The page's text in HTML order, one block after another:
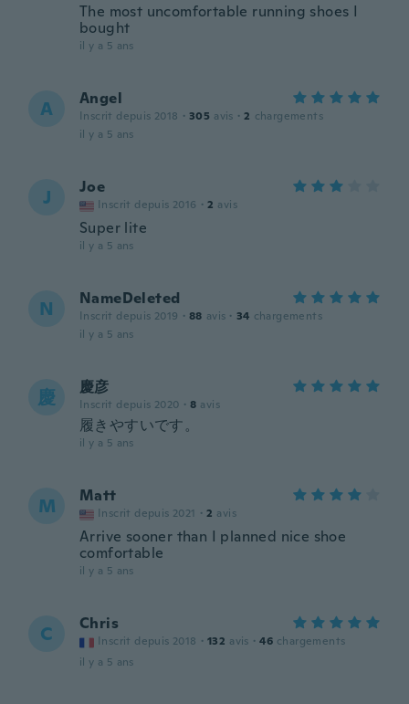
The most uncomfortable running shoes I
bought
il y a 5 ans
A Angel
Inscrit depuis 2018 · 305 avis · 2 chargements
il y a 5 ans
J Joe
Inscrit depuis 2016 · 2 avis
Super lite
il y a 5 ans
N NameDeleted
Inscrit depuis 2019 · 88 avis · 34 chargements
il y a 5 ans
慶 慶彦
Inscrit depuis 2020 · 8 avis
履きやすいです。
il y a 5 ans
M Matt
Inscrit depuis 2021 · 2 avis
Arrive sooner than I planned nice shoe
comfortable
il y a 5 ans
C Chris
Inscrit depuis 2018 · 132 avis · 46 chargements
il y a 5 ans